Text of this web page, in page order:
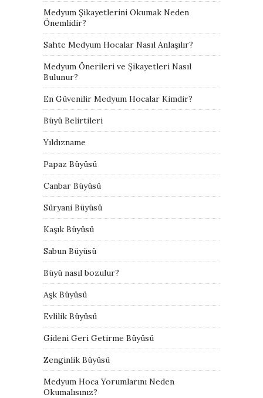
Medyum Şikayetlerini Okumak Neden
Önemlidir?
Sahte Medyum Hocalar Nasıl Anlaşılır?
Medyum Önerileri ve Şikayetleri Nasıl
Bulunur?
En Güvenilir Medyum Hocalar Kimdir?
Büyü Belirtileri
Yıldızname
Papaz Büyüsü
Canbar Büyüsü
Süryani Büyüsü
Kaşık Büyüsü
Sabun Büyüsü
Büyü nasıl bozulur?
Aşk Büyüsü
Evlilik Büyüsü
Gideni Geri Getirme Büyüsü
Zenginlik Büyüsü
Medyum Hoca Yorumlarını Neden
Okumalısınız?